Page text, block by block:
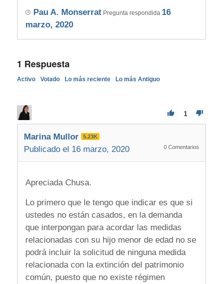
Pau A. MonserratPregunta respondida 16
marzo, 2020
1 Respuesta
Activo Votado Lo más reciente Lo más Antiguo
1
Marina Mullor 5.23K
Publicado el 16 marzo, 2020 0 Comentarios
Apreciada Chusa.
Lo primero que le tengo que indicar es que si
ustedes no están casados, en la demanda
que interpongan para acordar las medidas
relacionadas con su hijo menor de edad no se
podrá incluir la solicitud de ninguna medida
relacionada con la extinción del patrimonio
común, puesto que no existe régimen